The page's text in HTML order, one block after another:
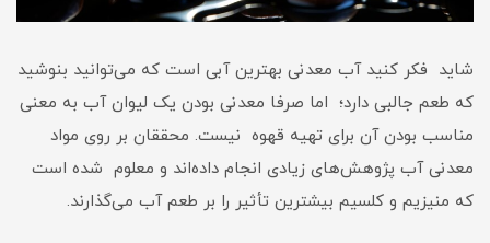
شاید فکر کنید آب معدنی بهترین آبی است که می‌توانید بنوشید
که طعم جالبی دارد؛ اما صرفا معدنی بودن یک لیوان آب به معنی
مناسب بودن آن برای تهیه قهوه نیست. محققان بر روی مواد
معدنی آب پژوهش‌های زیادی انجام داده‌اند و معلوم شده است
که منیزیم و کلسیم بیشترین تأثیر را بر طعم آب می‌گذارند.